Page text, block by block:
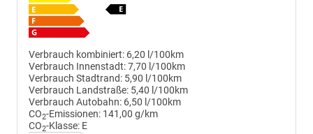
Verbrauch kombiniert: 6,20 l/100km
Verbrauch Innenstadt:7,70 l/100km
Verbrauch Stadtrand: 5,90 l/100km
Verbrauch Landstraße: 5,40 l/100km
Verbrauch Autobahn: 6,50 l/100km
CO2-Emissionen: 141,00 g/km
CO2-Klasse: E